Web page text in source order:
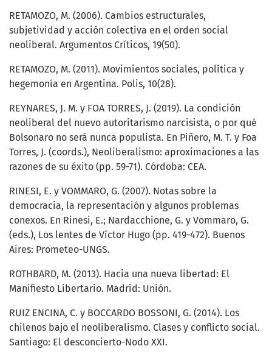
RETAMOZO, M. (2006). Cambios estructurales,
subjetividad y acción colectiva en el orden social
neoliberal. Argumentos Críticos, 19(50).
RETAMOZO, M. (2011). Movimientos sociales, política y
hegemonía en Argentina. Polis, 10(28).
REYNARES, J. M. y FOA TORRES, J. (2019). La condición
neoliberal del nuevo autoritarismo narcisista, o por qué
Bolsonaro no será nunca populista. En Piñero, M. T. y Foa
Torres, J. (coords.), Neoliberalismo: aproximaciones a las
razones de su éxito (pp. 59-71). Córdoba: CEA.
RINESI, E. y VOMMARO, G. (2007). Notas sobre la
democracia, la representación y algunos problemas
conexos. En Rinesi, E.; Nardacchione, G. y Vommaro, G.
(eds.), Los lentes de Víctor Hugo (pp. 419-472). Buenos
Aires: Prometeo-UNGS.
ROTHBARD, M. (2013). Hacia una nueva libertad: El
Manifiesto Libertario. Madrid: Unión.
RUIZ ENCINA, C. y BOCCARDO BOSSONI, G. (2014). Los
chilenos bajo el neoliberalismo. Clases y conflicto social.
Santiago: El desconcierto-Nodo XXI.